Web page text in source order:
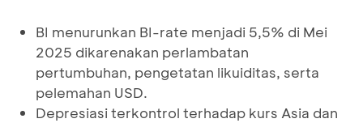
BI menurunkan BI-rate menjadi 5,5% di Mei
2025 dikarenakan perlambatan
pertumbuhan, pengetatan likuiditas, serta
pelemahan USD.
Depresiasi terkontrol terhadap kurs Asia dan